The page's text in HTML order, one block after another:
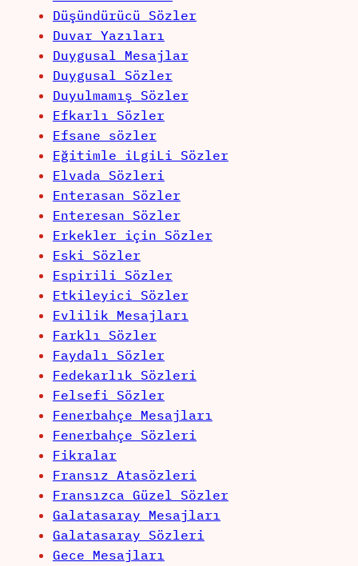
Düşündürücü Sözler
Duvar Yazıları
Duygusal Mesajlar
Duygusal Sözler
Duyulmamış Sözler
Efkarlı Sözler
Efsane sözler
Eğitimle iLgiLi Sözler
Elvada Sözleri
Enterasan Sözler
Enteresan Sözler
Erkekler için Sözler
Eski Sözler
Espirili Sözler
Etkileyici Sözler
Evlilik Mesajları
Farklı Sözler
Faydalı Sözler
Fedekarlık Sözleri
Felsefi Sözler
Fenerbahçe Mesajları
Fenerbahçe Sözleri
Fikralar
Fransız Atasözleri
Fransızca Güzel Sözler
Galatasaray Mesajları
Galatasaray Sözleri
Gece Mesajları